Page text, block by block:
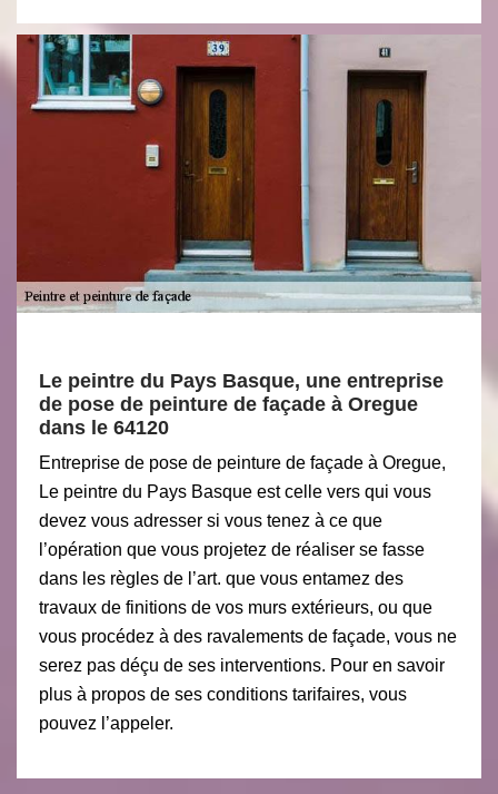
Le peintre du Pays Basque, une entreprise
de pose de peinture de façade à Oregue
dans le 64120
Entreprise de pose de peinture de façade à Oregue,
Le peintre du Pays Basque est celle vers qui vous
devez vous adresser si vous tenez à ce que
l’opération que vous projetez de réaliser se fasse
dans les règles de l’art. que vous entamez des
travaux de finitions de vos murs extérieurs, ou que
vous procédez à des ravalements de façade, vous ne
serez pas déçu de ses interventions. Pour en savoir
plus à propos de ses conditions tarifaires, vous
pouvez l’appeler.